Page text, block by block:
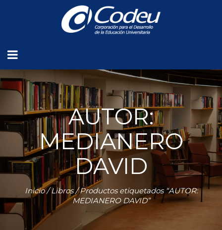
AUTOR:
MEDIANERO
DAVID
Inicio/Libros/ Productos etiquetados “AUTOR:
MEDIANERO DAVID”